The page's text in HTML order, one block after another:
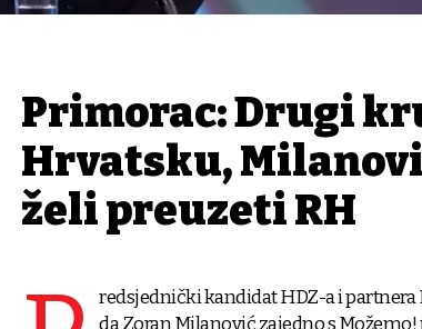
Primorac: Drugi
Hrvatsku,
želi preuzeti RH
redsjednički kandidat HDZ-a i
da Zoran Milanović zajedno s